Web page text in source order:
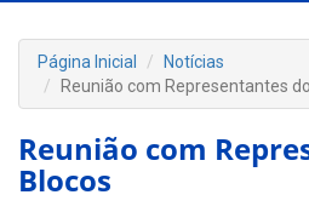
Página Inicial
Notícias
Reunião com Representantes
Reunião com
Blocos